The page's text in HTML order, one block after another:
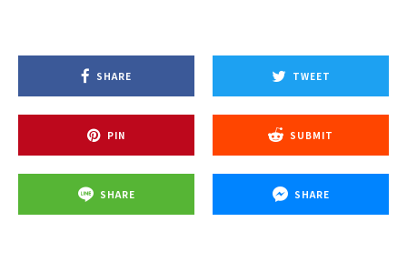
SHARE TWEET
PIN SUBMIT
SHARE SHARE